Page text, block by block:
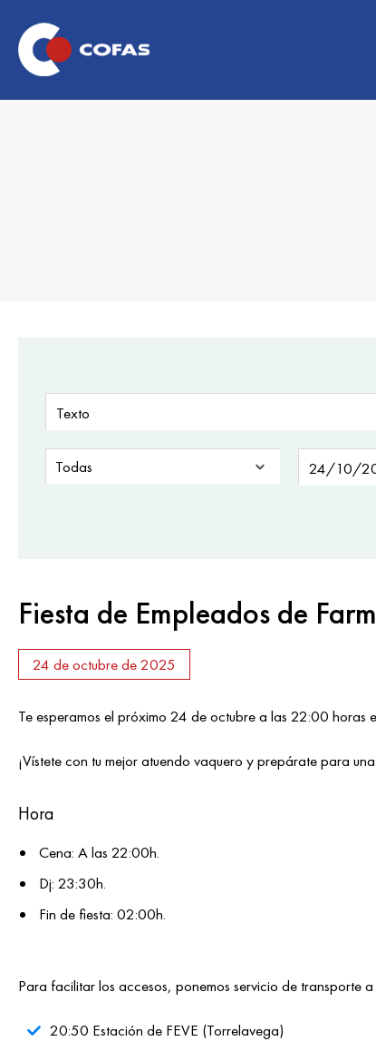
Fiesta de Empleados de
24 de octubre de 2025
Te esperamos el próximo 24 de octubre a las 22:00 horas
¡Vístete con tu mejor atuendo vaquero y prepárate para
Hora
Cena: A las 22:00h.
Dj: 23:30h.
Fin de fiesta: 02:00h.
Para facilitar los accesos, ponemos servicio de transporte a
20:50 Estación de FEVE (Torrelavega)